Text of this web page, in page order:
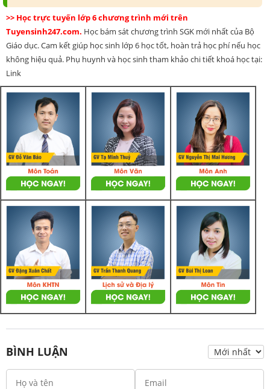
>> Học trực tuyến lớp 6 chương trình mới trên
Tuyensinh247.com. Học bám sát chương trình SGK mới nhất của Bộ
Giáo dục. Cam kết giúp học sinh lớp 6 học tốt, hoàn trả học phí nếu học
không hiệu quả. Phụ huynh và học sinh tham khảo chi tiết khoá học tại:
Link
BÌNH LUẬN